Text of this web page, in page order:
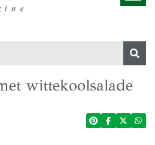
wittekoolsalade